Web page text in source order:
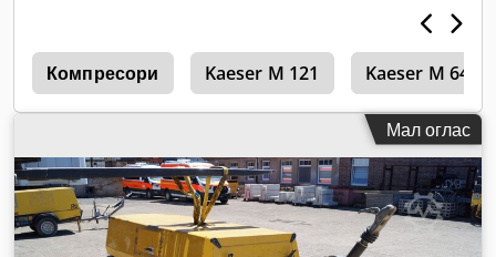
Компресори Kaeser M 121 Kaeser M 64
Мал оглас